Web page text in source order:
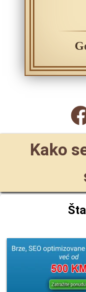
Kako